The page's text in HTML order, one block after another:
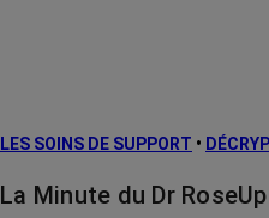
LES SOINS DE SUPPORT •
La Minute du Dr